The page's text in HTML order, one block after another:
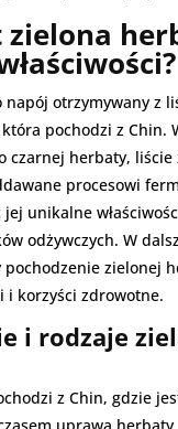
zielona
napój otrzymywany z
pochodzi z Chin.
czarnej herbaty, liście
procesowi
unikalne
odżywczych. W
pochodzenie zielonej
i korzyści zdrowotne.
i rodzaje
z Chin, gdzie